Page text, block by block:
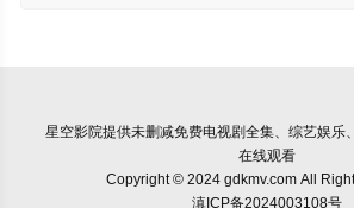
星空影院提供未删减免费电视剧全集、综艺娱乐
在线观看
Copyright © 2024 gdkmv.com All
滇ICP备2024003108号